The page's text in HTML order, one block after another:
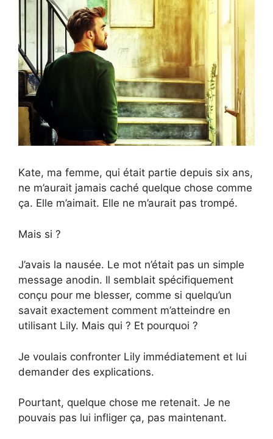
Kate, ma femme, qui était partie depuis six ans,
ne m’aurait jamais caché quelque chose comme
ça. Elle m’aimait. Elle ne m’aurait pas trompé.
Mais si ?
J’avais la nausée. Le mot n’était pas un simple
message anodin. Il semblait spécifiquement
conçu pour me blesser, comme si quelqu’un
savait exactement comment m’atteindre en
utilisant Lily. Mais qui ? Et pourquoi ?
Je voulais confronter Lily immédiatement et lui
demander des explications.
Pourtant, quelque chose me retenait. Je ne
pouvais pas lui infliger ça, pas maintenant.